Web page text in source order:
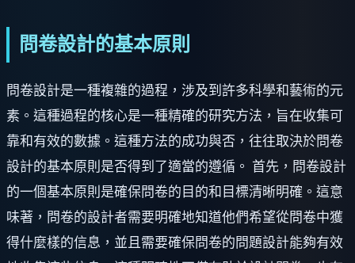
問卷設計的基本原則
問卷設計是一種複雜的過程，涉及到許多科學和藝術的元
素。這種過程的核心是一種精確的研究方法，旨在收集可
靠和有效的數據。這種方法的成功與否，往往取決於問卷
設計的基本原則是否得到了適當的遵循。 首先，問卷設計
的一個基本原則是確保問卷的目的和目標清晰明確。這意
味著，問卷的設計者需要明確地知道他們希望從問卷中獲
得什麼樣的信息，並且需要確保問卷的問題設計能夠有效